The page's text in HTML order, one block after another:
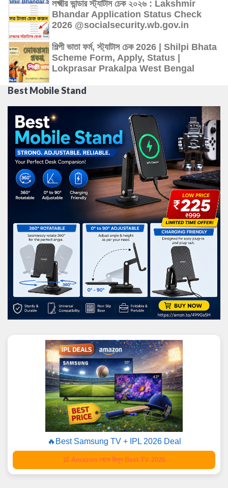
লক্ষ্মীর ভান্ডার স্ট্যাটাস চেক ২০২৬ : Lakshmir
Bhandar Application Status Check
2026 @socialsecurity.wb.gov.in
শিল্পী ভাতা ফর্ম, স্ট্যাটাস চেক 2026 | Shilpi Bhata
Scheme Form, Apply, Status |
Lokprasar Prakalpa West Bengal
Best Mobile Stand
🔥Best Samsung TV + IPL 2026 Deal
🛒 Amazon থেকে কিনুন Best TV 2026